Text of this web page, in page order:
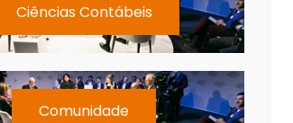
Ciências Contábeis
Comunidade